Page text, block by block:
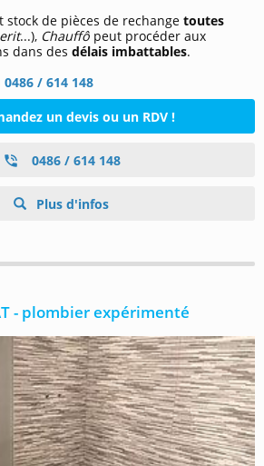
stock de pièces de rechange toutes
...), Chauffô peut procéder aux
dans des délais imbattables.
0486 / 614 148
un devis ou un RDV !
0486 / 614 148
Plus d'infos
- plombier expérimenté